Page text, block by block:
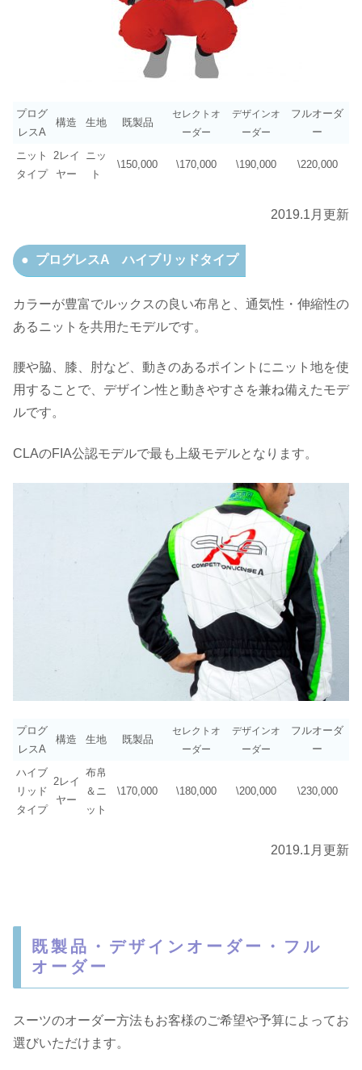
プログ
レスA
構造 生地 既製品
セレクトオ
ーダー
デザインオ
ーダー
フルオーダ
ー
ニット
タイプ
2レイ
ヤー
ニッ
ト
\150,000 \170,000 \190,000 \220,000
2019.1月更新
プログレスA ハイブリッドタイプ
カラーが豊富でルックスの良い布帛と、通気性・伸縮性の
あるニットを共用たモデルです。
腰や脇、膝、肘など、動きのあるポイントにニット地を使
用することで、デザイン性と動きやすさを兼ね備えたモデ
ルです。
CLAのFIA公認モデルで最も上級モデルとなります。
プログ
レスA
構造 生地 既製品
セレクトオ
ーダー
デザインオ
ーダー
フルオーダ
ー
ハイブ
リッド
タイプ
2レイ
ヤー
布帛
＆ニ
ット
\170,000 \180,000 \200,000 \230,000
2019.1月更新
既製品・デザインオーダー・フル
オーダー
スーツのオーダー方法もお客様のご希望や予算によってお
選びいただけます。